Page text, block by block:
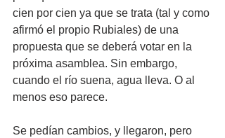
cien por cien ya que se trata (tal y como
afirmó el propio Rubiales) de una
propuesta que se deberá votar en la
próxima asamblea. Sin embargo,
cuando el río suena, agua lleva. O al
menos eso parece.
Se pedían cambios, y llegaron, pero